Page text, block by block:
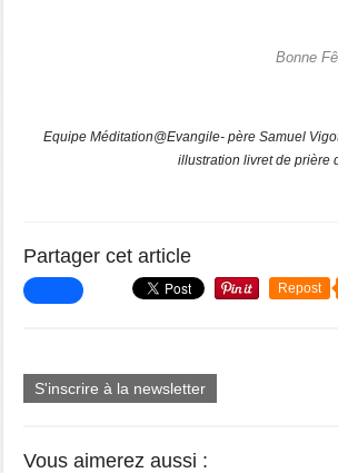
Bonne
Equipe Méditation@Evangile- père Samuel
illustration livret de
Partager cet article
Repost
S'inscrire à la newsletter
Vous aimerez aussi :